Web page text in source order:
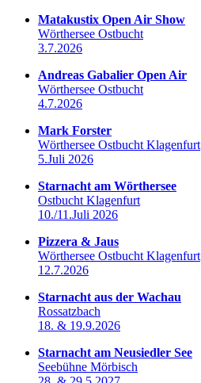
Matakustix Open Air Show
Wörthersee Ostbucht
3.7.2026
Andreas Gabalier Open Air
Wörthersee Ostbucht
4.7.2026
Mark Forster
Wörthersee Ostbucht Klagenfurt
5.Juli 2026
Starnacht am Wörthersee
Ostbucht Klagenfurt
10./11.Juli 2026
Pizzera & Jaus
Wörthersee Ostbucht Klagenfurt
12.7.2026
Starnacht aus der Wachau
Rossatzbach
18. & 19.9.2026
Starnacht am Neusiedler See
Seebühne Mörbisch